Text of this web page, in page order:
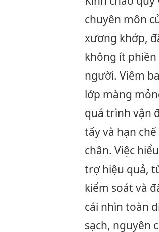
chuyên môn
xương khớp,
không ít
người. Viêm
lớp màng
quá trình vận
tấy và hạn
chân. Việc
trợ hiệu quả,
kiểm soát và
cái nhìn toàn
sạch, nguyên